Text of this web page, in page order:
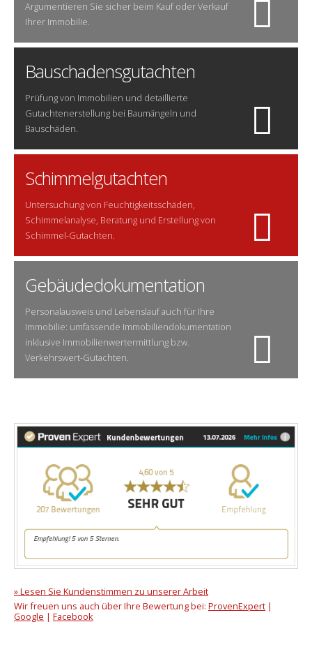
Argumentieren Sie sicher beim Kauf oder Verkauf
Ihrer Immobilie.
Bauschadensgutachten
Prüfung von Immobilien und detaillierte
Gutachtenerstellung bei Baumängeln und
Bauschäden.
Schimmelgutachten
Untersuchung von Feuchtigkeitsschäden,
Schimmelanalyse, Beratung und Erstellung von
Schimmel-Gutachten.
Gebäudedokumentation
Personalausweis und Lebenslauf auch für Ihre
Immobilie: umfassende Immobiliendokumentation
inklusive Immobilienwertermittlung bzw.
Verkehrswert-Gutachten.
» Lesen Sie Kundenstimmen zu unserer Arbeit
Wir freuen uns auch über Ihre Bewertung bei: ProvenExpert |
Google | Facebook